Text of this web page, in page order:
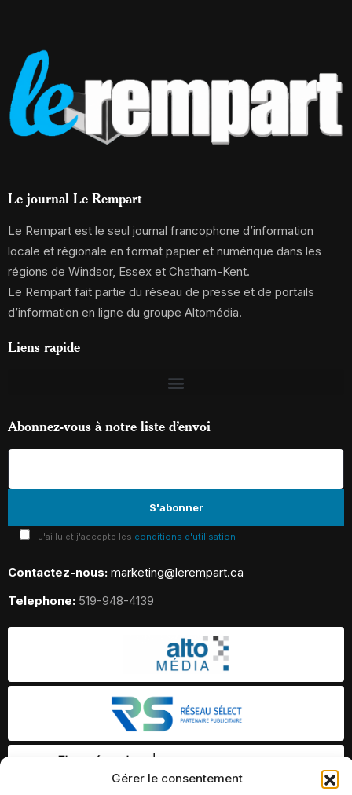
Gérer le consentement
Le journal Le Rempart
Le Rempart est le seul journal francophone d’information
locale et régionale en format papier et numérique dans les
régions de Windsor, Essex et Chatham-Kent.
Le Rempart fait partie du réseau de presse et de portails
d’information en ligne du groupe Altomédia.
Liens rapide
Abonnez-vous à notre liste d’envoi
J'ai lu et j'accepte les conditions d'utilisation
Contactez-nous: marketing@lerempart.ca
Telephone: 519-948-4139